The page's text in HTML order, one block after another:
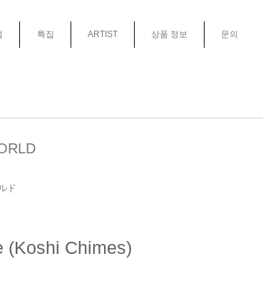
특집 ARTIST 상품 정보 문의
ド
(Koshi Chimes)